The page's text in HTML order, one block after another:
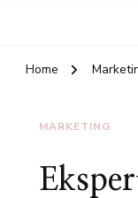
Home
MARKETING